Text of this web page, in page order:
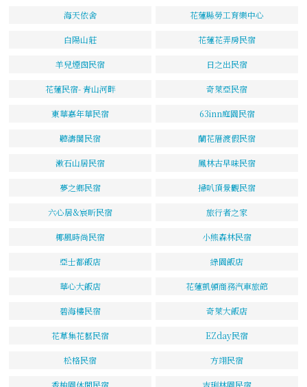
海天依舍 花蓮縣勞工育樂中心
白陽山莊 花蓮花弄房民宿
羊兒煙囪民宿 日之出民宿
花蓮民宿- 青山河畔 奇萊亞民宿
東華嘉年華民宿 63inn庭園民宿
聽濤閣民宿 蘭花厝渡假民宿
漱石山居民宿 鳳林古早味民宿
夢之鄉民宿 掃叭頂景觀民宿
六心居&宸昕民宿 旅行者之家
椰風時尚民宿 小熊森林民宿
亞士都飯店 綠園飯店
華心大飯店 花蓮凱頓商務汽車旅館
碧海樓民宿 奇萊大飯店
花草集花藝民宿 EZday民宿
松格民宿 方翊民宿
香柚園休閒民宿 吉琍林園民宿